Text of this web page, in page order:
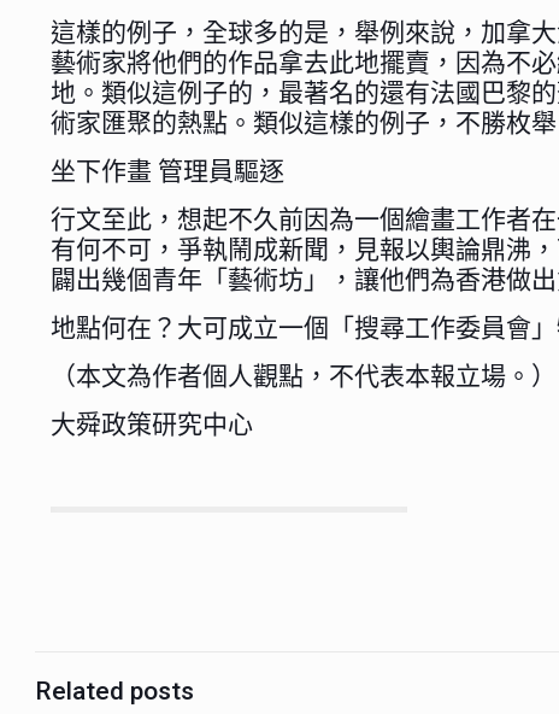
這樣的例子，全球多的是，舉例來說，加拿
藝術家將他們的作品拿去此地擺賣，因為不
地。類似這例子的，最著名的還有法國巴黎
術家匯聚的熱點。類似這樣的例子，不勝枚
坐下作畫 管理員驅逐
行文至此，想起不久前因為一個繪畫工作者
有何不可，爭執鬧成新聞，見報以輿論鼎沸
闢出幾個青年「藝術坊」，讓他們為香港做
地點何在？大可成立一個「搜尋工作委員會
（本文為作者個人觀點，不代表本報立場。）
大舜政策研究中心
Related posts